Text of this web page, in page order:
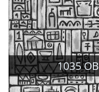
1035